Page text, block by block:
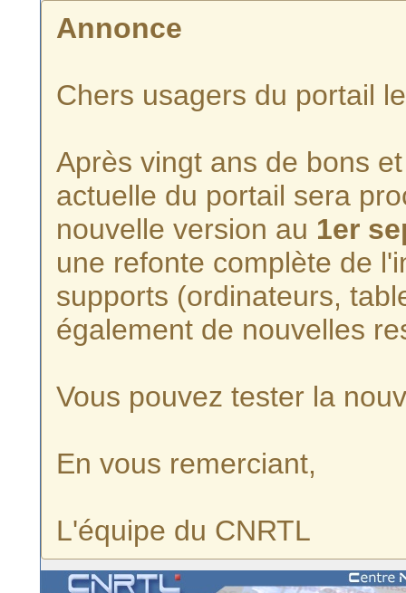
Annonce
Chers usagers du portail
Après vingt ans de bons
actuelle du portail sera
nouvelle version au 1er
une refonte complète de
supports (ordinateurs,
également de nouvelles
Vous pouvez tester la
En vous remerciant,
L'équipe du CNRTL